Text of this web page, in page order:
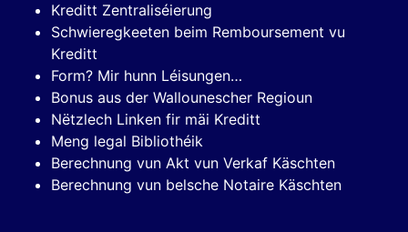
Kreditt Zentraliséierung
Schwieregkeeten beim Remboursement vu
Kreditt
Form? Mir hunn Léisungen…
Bonus aus der Wallounescher Regioun
Nëtzlech Linken fir mäi Kreditt
Meng legal Bibliothéik
Berechnung vun Akt vun Verkaf Käschten
Berechnung vun belsche Notaire Käschten